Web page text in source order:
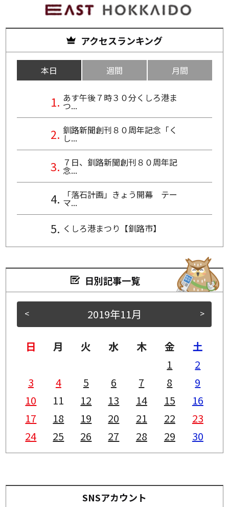
アクセスランキング
本日 週間 月間
あす午後７時３０分くしろ港ま
つ...
釧路新聞創刊８０周年記念「く
し...
７日、釧路新聞創刊８０周年記
念...
「落石計画」きょう開幕 テー
マ...
くしろ港まつり【釧路市】
日別記事一覧
< >
2019年11月
日 月 火 水 木 金
土
1
2
3
4 5 6 7 8
9
10
11 12 13 14 15
16
17
18 19 20 21 22
23
24
25 26 27 28 29 30
SNSアカウント